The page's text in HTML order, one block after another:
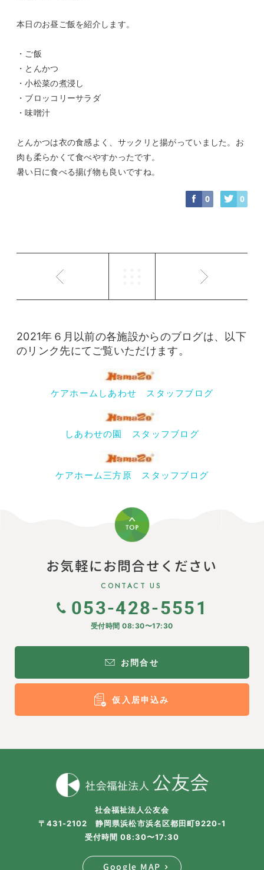
本日のお昼ご飯を紹介します。
・ご飯
・とんかつ
・小松菜の煮浸し
・ブロッコリーサラダ
・味噌汁
とんかつは衣の食感よく、サックリと揚がっていました。お
肉も柔らかくて食べやすかったです。
暑い日に食べる揚げ物も良いですね。
0 0
2021年６月以前の各施設からのブログは、以下
のリンク先にてご覧いただけます。
ケアホームしあわせ スタッフブログ
しあわせの園 スタッフブログ
ケアホーム三方原 スタッフブログ
お気軽にお問合せください
CONTACT US
053-428-5551
受付時間 08:30〜17:30
お問合せ
仮入居申込み
社会福祉法人公友会
〒431-2102 静岡県浜松市浜名区都田町9220-1
受付時間 08:30〜17:30
Google MAP